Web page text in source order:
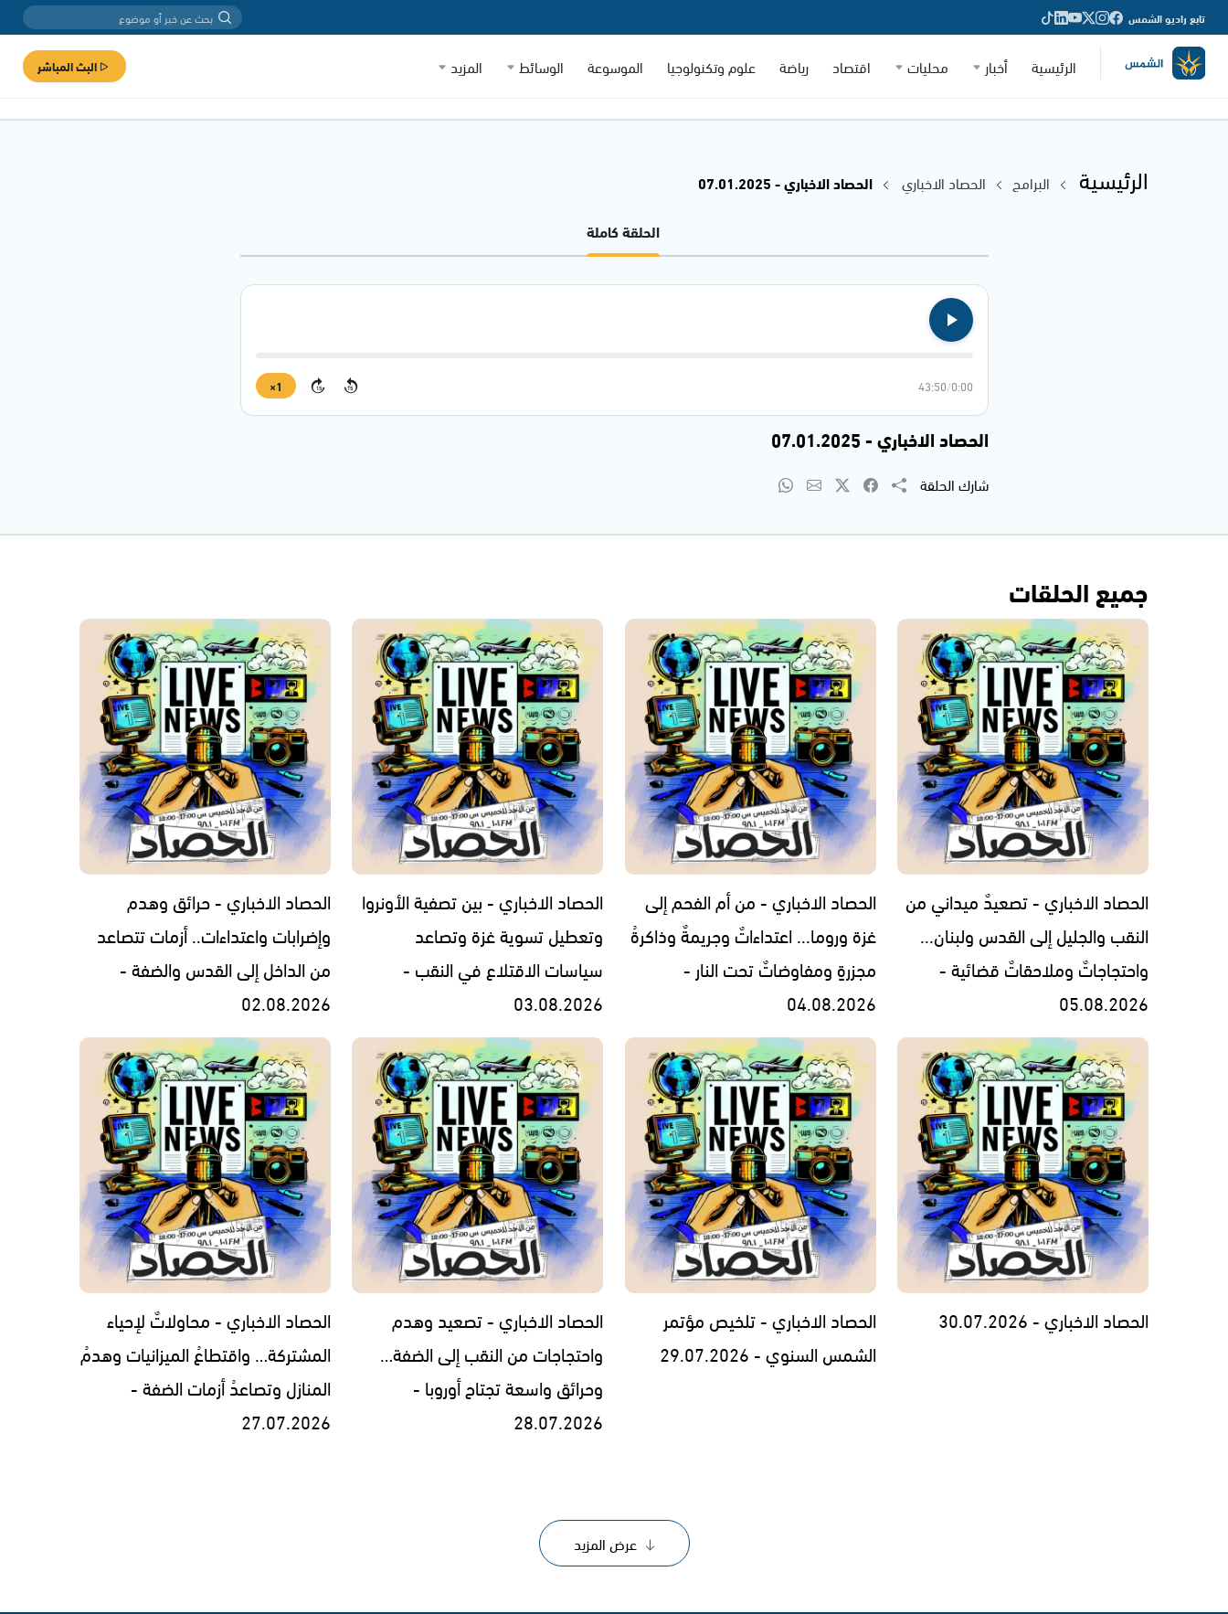
تابع راديو الشمس
الرئيسية أخبار محليات اقتصاد رياضة علوم وتكنولوجيا الموسوعة الوسائط المزيد البث المباشر
الرئيسية البرامج الحصاد الاخباري
الحصاد الاخباري - 07.01.2025
الحلقة كاملة
0:00
/
43:50
15
15
1×
الحصاد الاخباري - 07.01.2025
شارك الحلقة
جميع الحلقات
الحصاد الاخباري - تصعيدٌ ميداني من
النقب والجليل إلى القدس ولبنان...
واحتجاجاتٌ وملاحقاتٌ قضائية -
05.08.2026
الحصاد الاخباري - من أم الفحم إلى
غزة وروما... اعتداءاتٌ وجريمةٌ وذاكرةُ
مجزرةٍ ومفاوضاتٌ تحت النار -
04.08.2026
الحصاد الاخباري - بين تصفية الأونروا
وتعطيل تسوية غزة وتصاعد
سياسات الاقتلاع في النقب -
03.08.2026
الحصاد الاخباري - حرائق وهدم
وإضرابات واعتداءات.. أزمات تتصاعد
من الداخل إلى القدس والضفة -
02.08.2026
الحصاد الاخباري - 30.07.2026
الحصاد الاخباري - تلخيص مؤتمر
الشمس السنوي - 29.07.2026
الحصاد الاخباري - تصعيد وهدم
واحتجاجات من النقب إلى الضفة…
وحرائق واسعة تجتاح أوروبا -
28.07.2026
الحصاد الاخباري - محاولاتٌ لإحياء
المشتركة… واقتطاعُ الميزانيات وهدمُ
المنازل وتصاعدُ أزمات الضفة -
27.07.2026
عرض المزيد